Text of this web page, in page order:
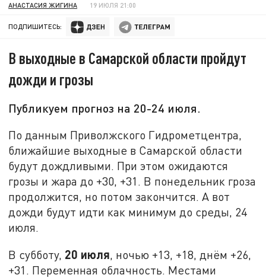
АНАСТАСИЯ ЖИГИНА 19 ИЮЛЯ 21:00
ПОДПИШИТЕСЬ:
В выходные в Самарской области пройдут
дожди и грозы
Публикуем прогноз на 20-24 июля.
По данным Приволжского Гидрометцентра,
ближайшие выходные в Самарской области
будут дождливыми. При этом ожидаются
грозы и жара до +30, +31. В понедельник гроза
продолжится, но потом закончится. А вот
дожди будут идти как минимум до среды, 24
июля.
В субботу, 20 июля, ночью +13, +18, днём +26,
+31. Переменная облачность. Местами